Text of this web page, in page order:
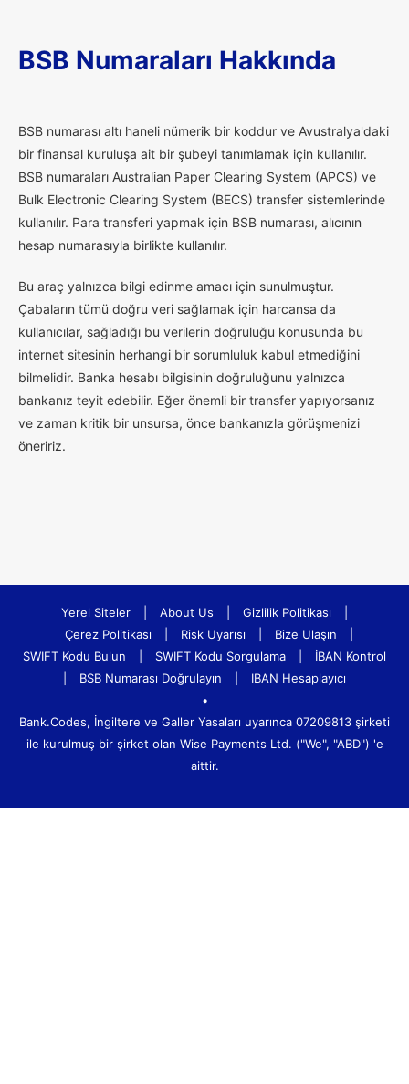
BSB Numaraları Hakkında
BSB numarası altı haneli nümerik bir koddur ve Avustralya'daki
bir finansal kuruluşa ait bir şubeyi tanımlamak için kullanılır.
BSB numaraları Australian Paper Clearing System (APCS) ve
Bulk Electronic Clearing System (BECS) transfer sistemlerinde
kullanılır. Para transferi yapmak için BSB numarası, alıcının
hesap numarasıyla birlikte kullanılır.
Bu araç yalnızca bilgi edinme amacı için sunulmuştur.
Çabaların tümü doğru veri sağlamak için harcansa da
kullanıcılar, sağladığı bu verilerin doğruluğu konusunda bu
internet sitesinin herhangi bir sorumluluk kabul etmediğini
bilmelidir. Banka hesabı bilgisinin doğruluğunu yalnızca
bankanız teyit edebilir. Eğer önemli bir transfer yapıyorsanız
ve zaman kritik bir unsursa, önce bankanızla görüşmenizi
öneririz.
Yerel Siteler About Us Gizlilik Politikası
Çerez Politikası
Risk Uyarısı Bize Ulaşın
SWIFT Kodu Bulun
SWIFT Kodu Sorgulama
İBAN Kontrol
BSB Numarası Doğrulayın
IBAN Hesaplayıcı
•
Bank.Codes, İngiltere ve Galler Yasaları uyarınca 07209813 şirketi
ile kurulmuş bir şirket olan Wise Payments Ltd. ("We", "ABD") 'e
aittir.